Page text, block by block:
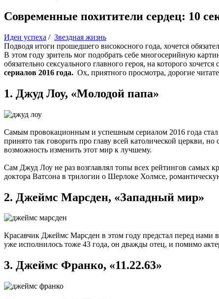
Современные похитители сердец: 10
Идеи успеха / Звездная жизнь
Подводя итоги прошедшего високосного года, хочется
В этом году зритель мог подобрать себе многосерийную
обязательно сексуального главного героя, на которого
сериалов 2016 года. Ох, приятного просмотра, дорогие
1. Джуд Лоу, «Молодой папа»
Самым провокационным и успешным сериалом 2016 года
принято так говорить про главу всей католической
возможность изменить этот мир к лучшему.
Сам Джуд Лоу не раз возглавлял топы всех рейтингов самых
доктора Ватсона в трилогии о Шерлоке Холмсе,
2. Джеймс Марсден, «Западный мир»
Красавчик Джеймс Марсден в этом году предстал перед нами
уже исполнилось тоже 43 года, он дважды отец, и помимо
3. Джеймс Франко, «11.22.63»